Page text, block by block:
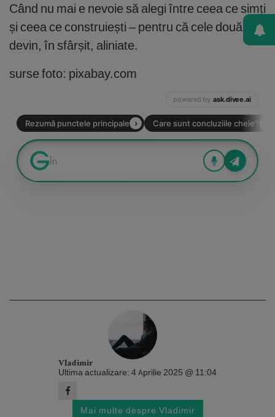
Când nu mai e nevoie să alegi între ceea ce simți
și ceea ce construiești – pentru că cele două
devin, în sfârșit, aliniate.
surse foto: pixabay.com
Vladimir
Ultima actualizare: 4 Aprilie 2025 @ 11:04
Mai multe despre Vladimir